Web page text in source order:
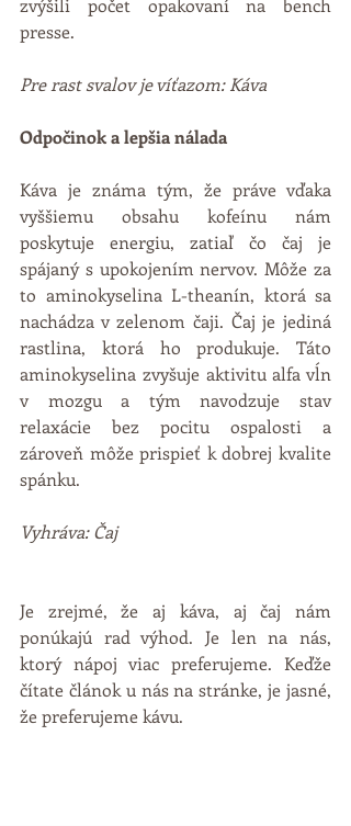
zvýšili počet opakovaní na bench
presse.
Pre rast svalov je víťazom: Káva
Odpočinok a lepšia nálada
Káva je známa tým, že práve vďaka
vyššiemu obsahu kofeínu nám
poskytuje energiu, zatiaľ čo čaj je
spájaný s upokojením nervov. Môže za
to aminokyselina L-theanín, ktorá sa
nachádza v zelenom čaji. Čaj je jediná
rastlina, ktorá ho produkuje. Táto
aminokyselina zvyšuje aktivitu alfa vĺn
v mozgu a tým navodzuje stav
relaxácie bez pocitu ospalosti a
zároveň môže prispieť k dobrej kvalite
spánku.
Vyhráva: Čaj
Je zrejmé, že aj káva, aj čaj nám
ponúkajú rad výhod. Je len na nás,
ktorý nápoj viac preferujeme. Keďže
čítate článok u nás na stránke, je jasné,
že preferujeme kávu.